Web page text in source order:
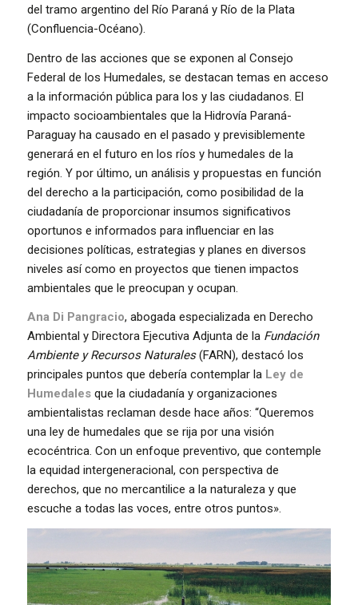
del tramo argentino del Río Paraná y Río de la Plata
(Confluencia-Océano).
Dentro de las acciones que se exponen al Consejo
Federal de los Humedales, se destacan temas en acceso
a la información pública para los y las ciudadanos. El
impacto socioambientales que la Hidrovía Paraná-
Paraguay ha causado en el pasado y previsiblemente
generará en el futuro en los ríos y humedales de la
región. Y por último, un análisis y propuestas en función
del derecho a la participación, como posibilidad de la
ciudadanía de proporcionar insumos significativos
oportunos e informados para influenciar en las
decisiones políticas, estrategias y planes en diversos
niveles así como en proyectos que tienen impactos
ambientales que le preocupan y ocupan.
Ana Di Pangracio, abogada especializada en Derecho
Ambiental y Directora Ejecutiva Adjunta de laFundación
Ambiente y Recursos Naturales(FARN), destacó los
principales puntos que debería contemplar la Ley de
Humedalesque la ciudadanía y organizaciones
ambientalistas reclaman desde hace años: “Queremos
una ley de humedales que se rija por una visión
ecocéntrica. Con un enfoque preventivo, que contemple
la equidad intergeneracional, con perspectiva de
derechos, que no mercantilice a la naturaleza y que
escuche a todas las voces, entre otros puntos».